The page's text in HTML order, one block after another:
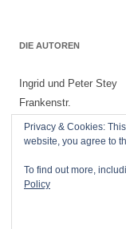
DIE AUTOREN
Ingrid und Peter Stey
Frankenstr.
55299 Nackenheim
Privacy & Cookies:
website, you agree to
To find out more,
Policy